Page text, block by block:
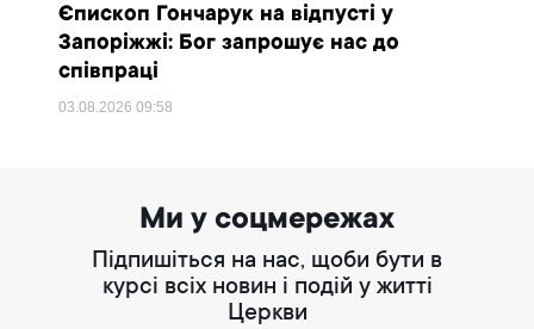
Єпископ Гончарук на відпусті у
Запоріжжі: Бог запрошує нас до
співпраці
03.08.202609:58
Ми у соцмережах
Підпишіться на нас, щоби бути в
курсі всіх новин і подій у житті
Церкви